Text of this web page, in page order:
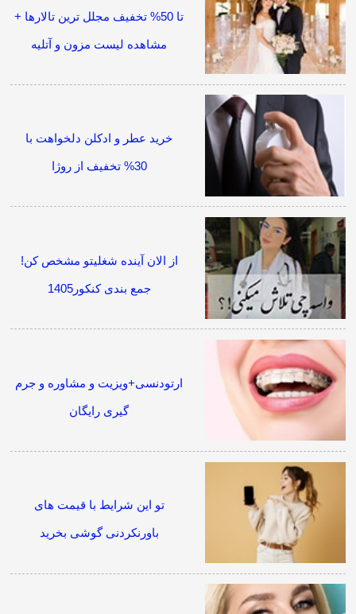
تا 50% تخفیف مجلل ترین تالارها +
مشاهده لیست مزون و آتلیه
خرید عطر و ادکلن دلخواهت با
30% تخفیف از روژا
از الان آینده شغلیتو مشخص کن!
جمع بندی کنکور1405
ارتودنسی+ویزیت و مشاوره و جرم
گیری رایگان
تو این شرایط با قیمت های
باورنکردنی گوشی بخرید